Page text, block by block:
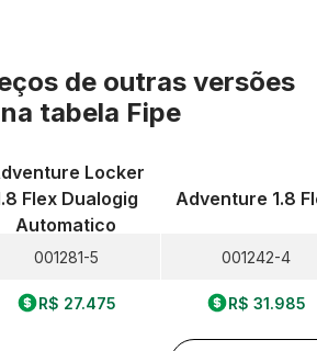
de outras versões
na tabela Fipe
Locker
Flex Dualogig
Automatico
001281-5
R$ 27.475
Adventure 1.8
001242-4
R$ 31.985